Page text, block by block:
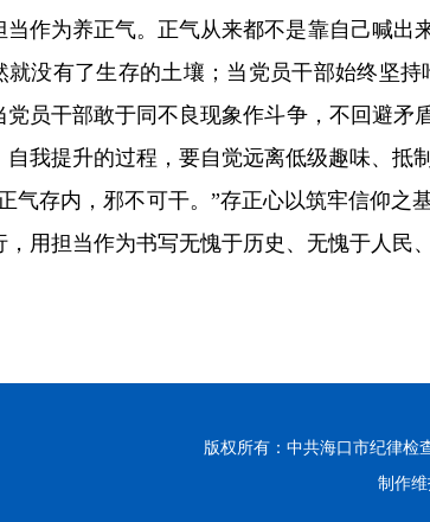
当作为养正气。正气从来都不是靠自己喊出
就没有了生存的土壤；当党员干部始终坚
党员干部敢于同不良现象作斗争，不回避
自我提升的过程，要自觉远离低级趣味、抵
气存内，邪不可干。”存正心以筑牢信仰之
，用担当作为书写无愧于历史、无愧于人民
版权所有：中共海口市纪律
制作